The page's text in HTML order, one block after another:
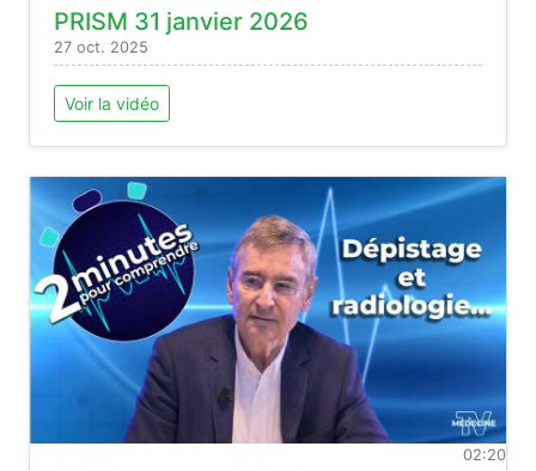
PRISM 31 janvier 2026
27 oct. 2025
Voir la vidéo
02:20